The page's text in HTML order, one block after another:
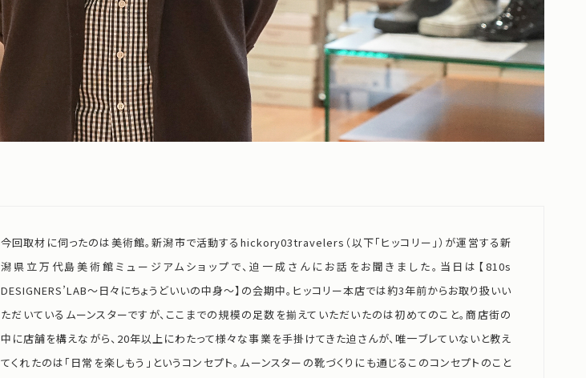
今回取材に伺ったのは美術館。新潟市で活動するhickory03travelers（以下「ヒッコリー」）が運営する新
潟県立万代島美術館ミュージアムショップで、迫一成さんにお話をお聞きました。当日は【810s
DESIGNERS’LAB～日々にちょうどいいの中身～】の会期中。ヒッコリー本店では約3年前からお取り扱いい
ただいているムーンスターですが、ここまでの規模の足数を揃えていただいたのは初めてのこと。商店街の
中に店舗を構えながら、20年以上にわたって様々な事業を手掛けてきた迫さんが、唯一ブレていないと教え
てくれたのは「日常を楽しもう」というコンセプト。ムーンスターの靴づくりにも通じるこのコンセプトのこと